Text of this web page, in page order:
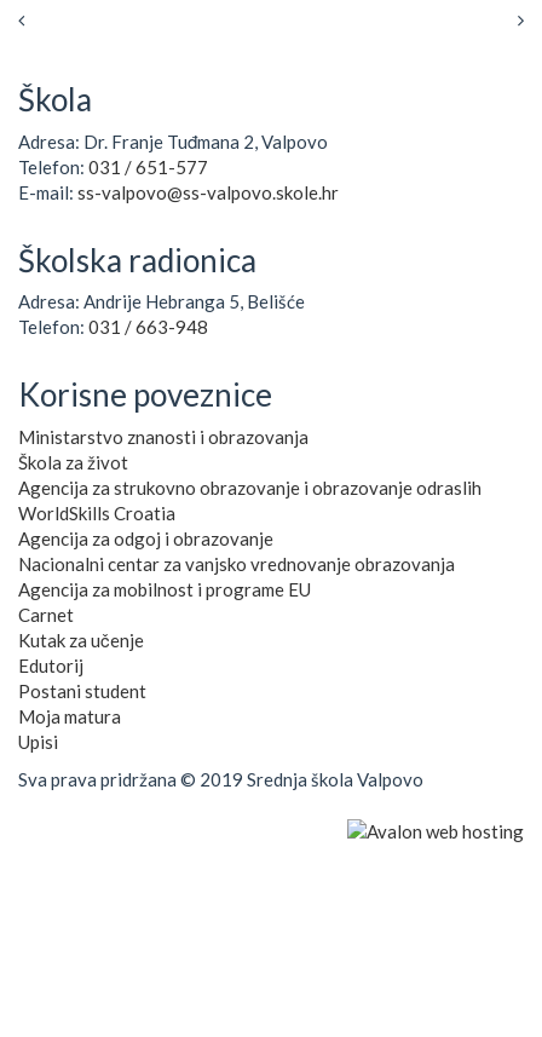
Škola
Adresa: Dr. Franje Tuđmana 2, Valpovo
Telefon: 031 / 651-577
E-mail: ss-valpovo@ss-valpovo.skole.hr
Školska radionica
Adresa: Andrije Hebranga 5, Belišće
Telefon: 031 / 663-948
Korisne poveznice
Ministarstvo znanosti i obrazovanja
Škola za život
Agencija za strukovno obrazovanje i obrazovanje odraslih
WorldSkills Croatia
Agencija za odgoj i obrazovanje
Nacionalni centar za vanjsko vrednovanje obrazovanja
Agencija za mobilnost i programe EU
Carnet
Kutak za učenje
Edutorij
Postani student
Moja matura
Upisi
Sva prava pridržana © 2019 Srednja škola Valpovo